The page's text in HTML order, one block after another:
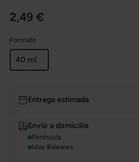
2,49 €
Formato
40 ml
Entrega estimada
Envío a domicilio
Península
Islas Baleares